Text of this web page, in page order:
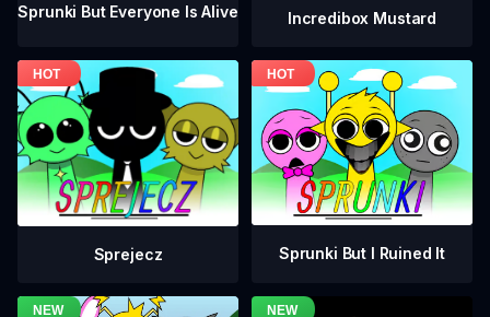
Sprunki But Everyone Is Alive Incredibox Mustard
Sprejecz Sprunki But I Ruined It